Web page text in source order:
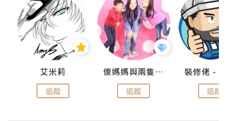
艾米莉
追蹤
儍媽媽與兩隻小魔怪之家
追蹤 追蹤